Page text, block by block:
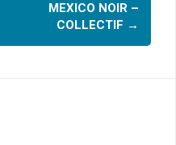
MEXICO NOIR –
COLLECTIF →